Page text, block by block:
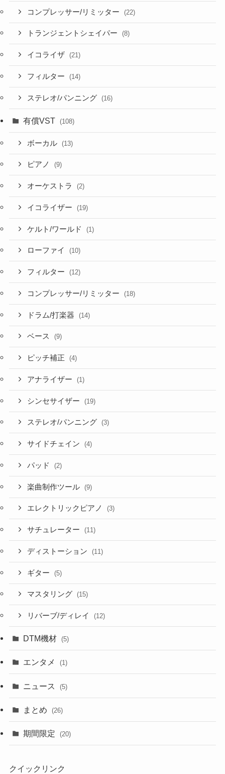
コンプレッサー/リミッター (22)
トランジェントシェイパー (8)
イコライザ (21)
フィルター (14)
ステレオ/パンニング (16)
有償VST (108)
ボーカル (13)
ピアノ (9)
オーケストラ (2)
イコライザー (19)
ケルト/ワールド (1)
ローファイ (10)
フィルター (12)
コンプレッサー/リミッター (18)
ドラム/打楽器 (14)
ベース (9)
ピッチ補正 (4)
アナライザー (1)
シンセサイザー (19)
ステレオ/パンニング (3)
サイドチェイン (4)
パッド (2)
楽曲制作ツール (9)
エレクトリックピアノ (3)
サチュレーター (11)
ディストーション (11)
ギター (5)
マスタリング (15)
リバーブ/ディレイ (12)
DTM機材 (5)
エンタメ (1)
ニュース (5)
まとめ (26)
期間限定 (20)
クイックリンク